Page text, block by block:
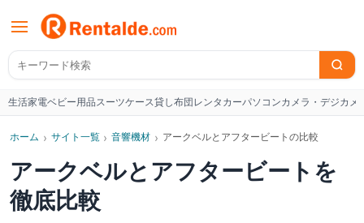
生活家電ベビー用品スーツケース貸し布団レンタカーパソコンカメラ・デジカメ
ホーム › サイト一覧 › 音響機材 › アークベルとアフタービートの比較
アークベルと アフタービート を
徹底比較